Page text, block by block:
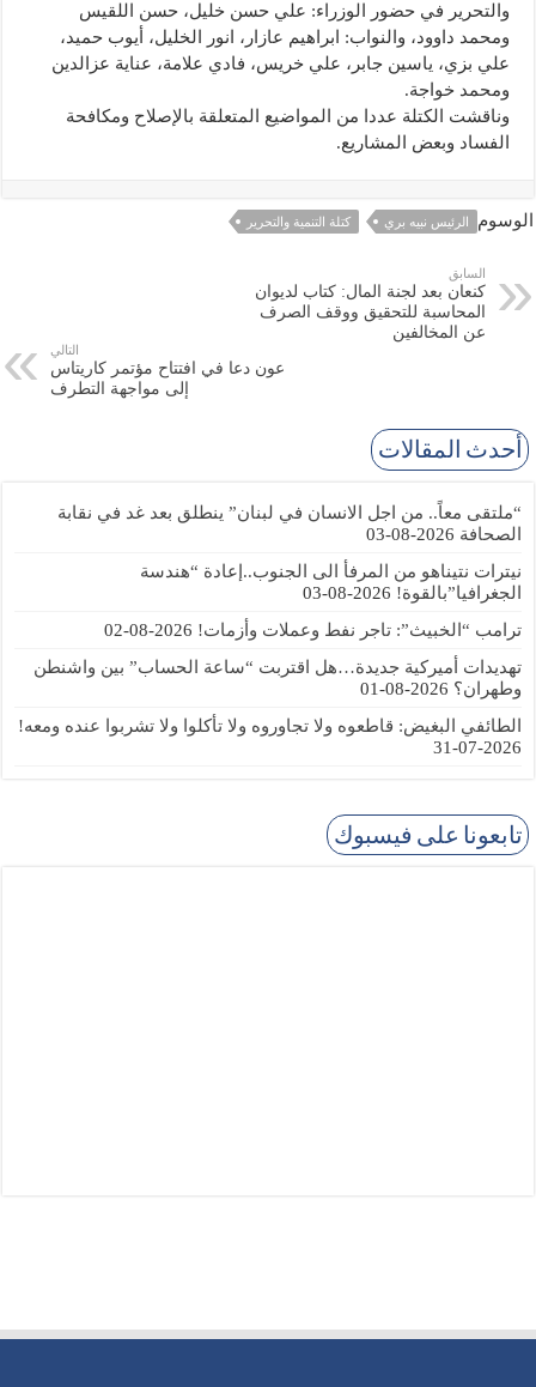
والتحرير في حضور الوزراء: علي حسن خليل، حسن اللقيس
ومحمد داوود، والنواب: ابراهيم عازار، انور الخليل، أيوب حميد،
علي بزي، ياسين جابر، علي خريس، فادي علامة، عناية عزالدين
ومحمد خواجة.
وناقشت الكتلة عددا من المواضيع المتعلقة بالإصلاح ومكافحة
الفساد وبعض المشاريع.
الوسوم الرئيس نبيه بري كتلة التنمية والتحرير
السابق
كنعان بعد لجنة المال: كتاب لديوان
المحاسبة للتحقيق ووقف الصرف
عن المخالفين
التالي
عون دعا في افتتاح مؤتمر كاريتاس
إلى مواجهة التطرف
أحدث المقالات
“ملتقى معاً.. من اجل الانسان في لبنان” ينطلق بعد غد في نقابة
الصحافة 2026-08-03
نيترات نتيناهو من المرفأ الى الجنوب..إعادة “هندسة
الجغرافيا”بالقوة! 2026-08-03
ترامب “الخبيث”: تاجر نفط وعملات وأزمات! 2026-08-02
تهديدات أميركية جديدة…هل اقتربت “ساعة الحساب” بين واشنطن
وطهران؟ 2026-08-01
الطائفي البغيض: قاطعوه ولا تجاوروه ولا تأكلوا ولا تشربوا عنده ومعه!
2026-07-31
تابعونا على فيسبوك